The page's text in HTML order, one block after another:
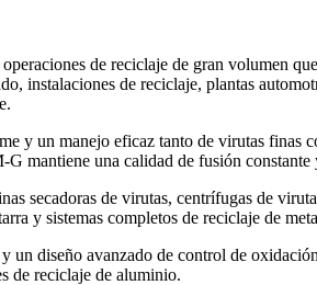
de reciclaje de gran volumen
instalaciones de reciclaje, plantas
un manejo eficaz tanto de virutas finas
mantiene una calidad de fusión
secadoras de virutas, centrífugas de
y sistemas completos de reciclaje de
un diseño avanzado de control de
de reciclaje de aluminio.